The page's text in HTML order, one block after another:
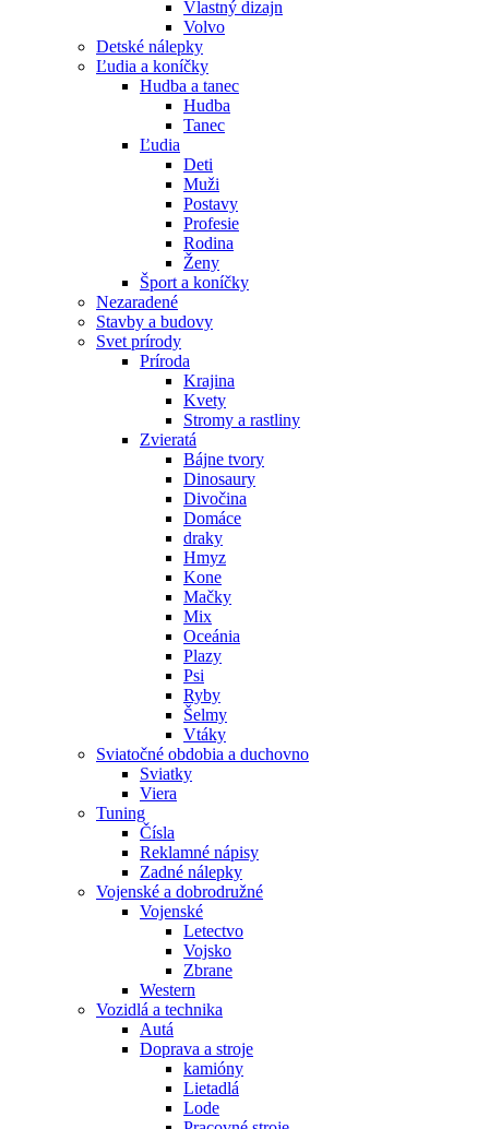
Vlastný dizajn
Volvo
Detské nálepky
Ľudia a koníčky
Hudba a tanec
Hudba
Tanec
Ľudia
Deti
Muži
Postavy
Profesie
Rodina
Ženy
Šport a koníčky
Nezaradené
Stavby a budovy
Svet prírody
Príroda
Krajina
Kvety
Stromy a rastliny
Zvieratá
Bájne tvory
Dinosaury
Divočina
Domáce
draky
Hmyz
Kone
Mačky
Mix
Oceánia
Plazy
Psi
Ryby
Šelmy
Vtáky
Sviatočné obdobia a duchovno
Sviatky
Viera
Tuning
Čísla
Reklamné nápisy
Zadné nálepky
Vojenské a dobrodružné
Vojenské
Letectvo
Vojsko
Zbrane
Western
Vozidlá a technika
Autá
Doprava a stroje
kamióny
Lietadlá
Lode